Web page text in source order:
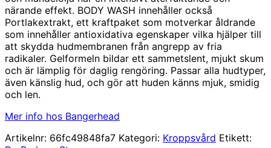
närande effekt. BODY WASH innehåller också
Portlakextrakt, ett kraftpaket som motverkar åldrande
som innehåller antioxidativa egenskaper vilka hjälper till
att skydda hudmembranen från angrepp av fria
radikaler. Gelformeln bildar ett sammetslent, mjukt skum
och är lämplig för daglig rengöring. Passar alla hudtyper,
även känslig hud, och gör att huden känns mjuk, smidig
och len.
Mer info hos Bangerhead
Artikelnr: 66fc49848fa7 Kategori: Kroppsvård Etikett: